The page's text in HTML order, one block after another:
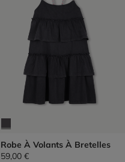
Robe À Volants À Bretelles
59,00 €